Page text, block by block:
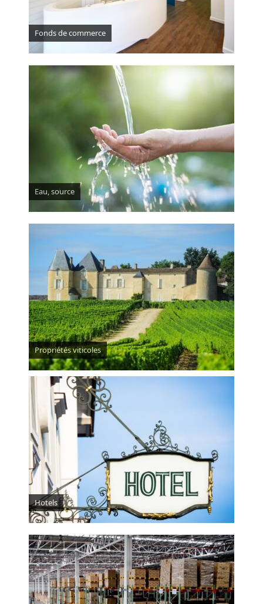
Fonds de commerce
Eau, source
Propriétés viticoles
Hotels